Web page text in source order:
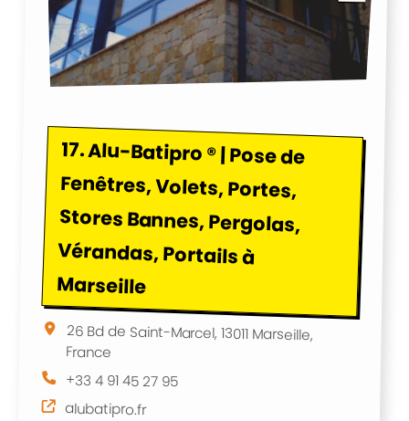
17.Alu-Batipro ® | Pose de
Fenêtres, Volets, Portes,
Stores Bannes, Pergolas,
Vérandas, Portails à
Marseille
26 Bd de Saint-Marcel, 13011 Marseille,
France
+33 4 91 45 27 95
alubatipro.fr